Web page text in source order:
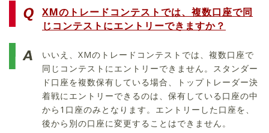
XMのトレードコンテストでは、複数口座で同
じコンテストにエントリーできますか？
いいえ、XMのトレードコンテストでは、複数口座で
同じコンテストにエントリーできません。スタンダー
ド口座を複数保有している場合、トップトレーダー決
着戦にエントリーできるのは、保有している口座の中
から1口座のみとなります。エントリーした口座を、
後から別の口座に変更することはできません。